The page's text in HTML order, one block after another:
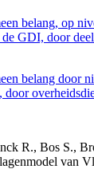
belang, op
GDI, door
belang door
R., Bos S.,
van